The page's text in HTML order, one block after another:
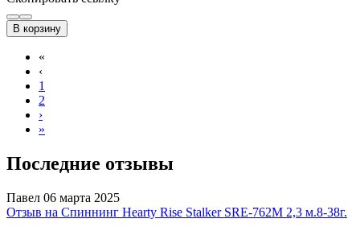
В корзину
«
‹
1
2
›
»
Последние отзывы
Павел 06 марта 2025
Отзыв на Спиннинг Hearty Rise Stalker SRE-762M 2,3 м.8-38г.